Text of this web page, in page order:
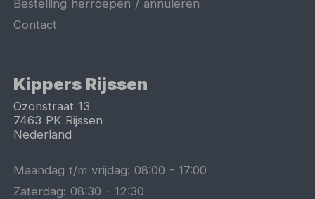
Bestelling herroepen / annuleren
Contact
Kippers Rijssen
Ozonstraat 13
7463 PK Rijssen
Nederland
Maandag t/m vrijdag:08:00 -17:00
Zaterdag:08:30 -12:30